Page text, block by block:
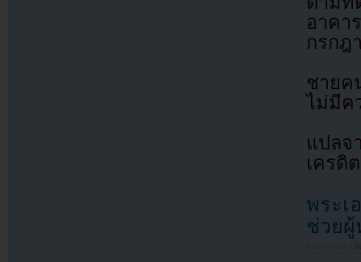
อาคา
กรกฎ
ชายค
ไม่มีค
แปลจ
เครดิ
พระ
ช่วยผู้